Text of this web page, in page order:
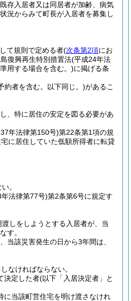
存入居者又は同居者が加齢、病気
況からみて町長が入居者を募集し
て規則で定める者(次条第2項にお
復興再生特別措置法(平成24年法
用する場合を含む。)に掲げる条
約者を含む。以下同じ。)があるこ
、特に居住の安定を図る必要があ
年法律第150号)第22条第1項の規
に居住していた低額所得者に転貸
。
法律第77号)第2条第6号に規定す
しをしようとする入居者が、当
す。
当該災害発生の日から3年間は、
なければならない。
決定した者(以下「入居決定者」と
に当該町営住宅を明け渡さなけれ